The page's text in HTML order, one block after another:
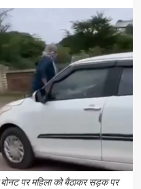
पर महिला को बैठाकर सड़क पर